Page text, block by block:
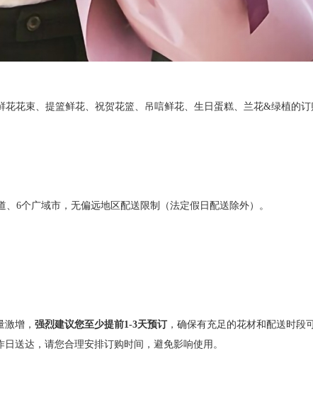
花花束、提篮鲜花、祝贺花篮、吊唁鲜花、生日蛋糕、兰花&绿植的
、 6个广域市，无偏远地区配送限制（法定假日配送除外）。
增， 强烈建议您至少提前1-3天预订，确保有充足的花材和配送时段
送达，请您合理安排订购时间，避免影响使用。